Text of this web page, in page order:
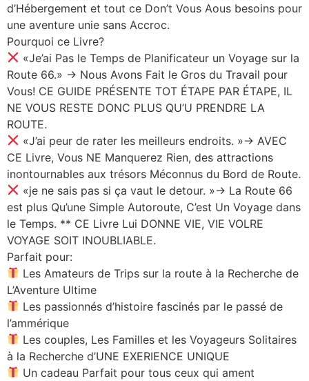
d’Hébergement et tout ce Don’t Vous Aous besoins pour
une aventure unie sans Accroc.
Pourquoi ce Livre?
«Je’ai Pas le Temps de Planificateur un Voyage sur la
Route 66.» → Nous Avons Fait le Gros du Travail pour
Vous! CE GUIDE PRÉSENTE TOT ÉTAPE PAR ÉTAPE, IL
NE VOUS RESTE DONC PLUS QU’U PRENDRE LA
ROUTE.
«J’ai peur de rater les meilleurs endroits. »→ AVEC
CE Livre, Vous NE Manquerez Rien, des attractions
inontournables aux trésors Méconnus du Bord de Route.
«je ne sais pas si ça vaut le detour. »→ La Route 66
est plus Qu’une Simple Autoroute, C’est Un Voyage dans
le Temps. ** CE Livre Lui DONNE VIE, VIE VOLRE
VOYAGE SOIT INOUBLIABLE.
Parfait pour:
Les Amateurs de Trips sur la route à la Recherche de
L’Aventure Ultime
Les passionnés d’histoire fascinés par le passé de
l’ammérique
Les couples, Les Familles et les Voyageurs Solitaires
à la Recherche d’UNE EXERIENCE UNIQUE
Un cadeau Parfait pour tous ceux qui ament